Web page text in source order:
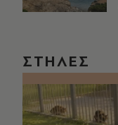
ΣΤΗΛΕΣ